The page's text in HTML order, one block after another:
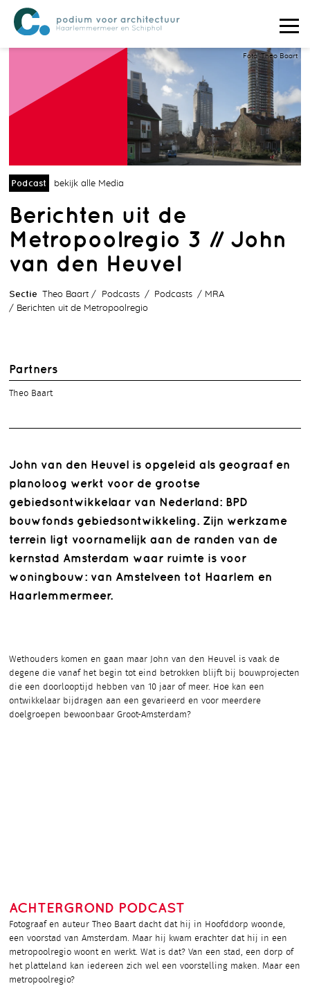
Foto: Theo Baart
Podcast bekijk alle Media
Berichten uit de
Metropoolregio 3 // John
van den Heuvel
Sectie Theo Baart Podcasts Podcasts
MRA
Berichten uit de Metropoolregio
Partners
Theo Baart
John van den Heuvel is opgeleid als geograaf en
planoloog werkt voor de grootse
gebiedsontwikkelaar van Nederland: BPD
bouwfonds gebiedsontwikkeling. Zijn werkzame
terrein ligt voornamelijk aan de randen van de
kernstad Amsterdam waar ruimte is voor
woningbouw: van Amstelveen tot Haarlem en
Haarlemmermeer.
Wethouders komen en gaan maar John van den Heuvel is vaak de
degene die vanaf het begin tot eind betrokken blijft bij bouwprojecten
die een doorlooptijd hebben van 10 jaar of meer. Hoe kan een
ontwikkelaar bijdragen aan een gevarieerd en voor meerdere
doelgroepen bewoonbaar Groot-Amsterdam?
ACHTERGROND PODCAST
Fotograaf en auteur Theo Baart dacht dat hij in Hoofddorp woonde,
een voorstad van Amsterdam. Maar hij kwam erachter dat hij in een
metropoolregio woont en werkt. Wat is dat? Van een stad, een dorp of
het platteland kan iedereen zich wel een voorstelling maken. Maar een
metropoolregio?